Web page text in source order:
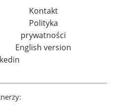
Kontakt
Polityka
prywatności
English version